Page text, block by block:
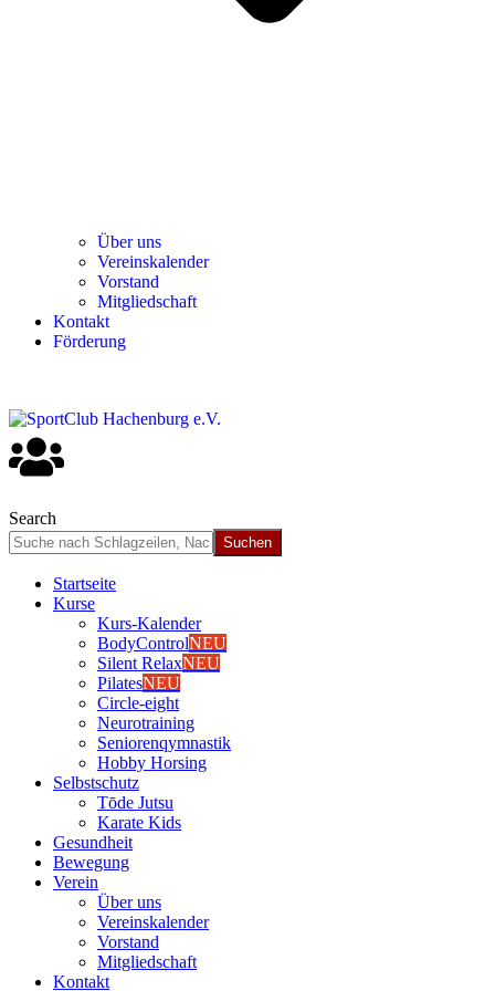
Über uns
Ver­einska­len­der
Vor­stand
Mit­glied­schaft
Kon­takt
För­de­rung
Search
Start­sei­te
Kur­se
Kurs-Kalen­­der
Body­Con­trolNEU
Silent RelaxNEU
Pila­tesNEU
Cir­cle-eight
Neu­ro­trai­ning
Senio­ren­qym­nas­tik
Hob­by Hor­sing
Selbst­schutz
Tōde Jutsu
Kara­te Kids
Gesund­heit
Bewe­gung
Ver­ein
Über uns
Ver­einska­len­der
Vor­stand
Mit­glied­schaft
Kon­takt